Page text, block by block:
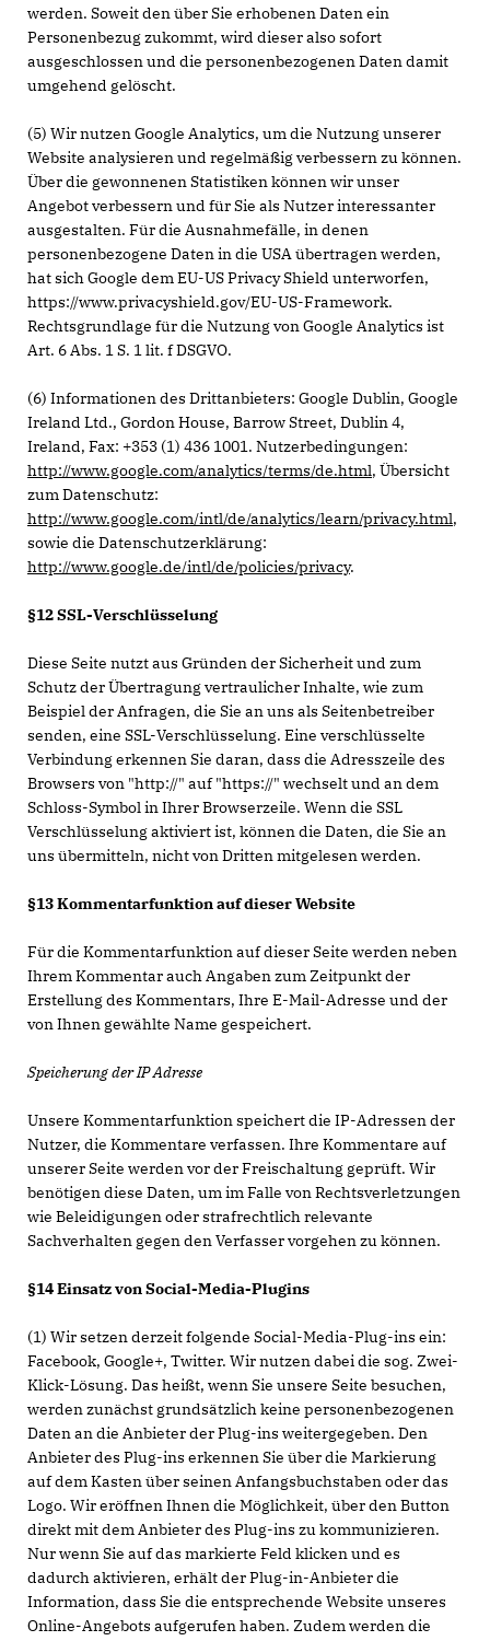
werden. Soweit den über Sie erhobenen Daten ein
Personenbezug zukommt, wird dieser also sofort
ausgeschlossen und die personenbezogenen Daten damit
umgehend gelöscht.
(5) Wir nutzen Google Analytics, um die Nutzung unserer
Website analysieren und regelmäßig verbessern zu können.
Über die gewonnenen Statistiken können wir unser
Angebot verbessern und für Sie als Nutzer interessanter
ausgestalten. Für die Ausnahmefälle, in denen
personenbezogene Daten in die USA übertragen werden,
hat sich Google dem EU-US Privacy Shield unterworfen,
https://www.privacyshield.gov/EU-US-Framework.
Rechtsgrundlage für die Nutzung von Google Analytics ist
Art. 6 Abs. 1 S. 1 lit. f DSGVO.
(6) Informationen des Drittanbieters: Google Dublin, Google
Ireland Ltd., Gordon House, Barrow Street, Dublin 4,
Ireland, Fax: +353 (1) 436 1001. Nutzerbedingungen:
http://www.google.com/analytics/terms/de.html, Übersicht
zum Datenschutz:
http://www.google.com/intl/de/analytics/learn/privacy.html,
sowie die Datenschutzerklärung:
http://www.google.de/intl/de/policies/privacy.
§12 SSL-Verschlüsselung
Diese Seite nutzt aus Gründen der Sicherheit und zum
Schutz der Übertragung vertraulicher Inhalte, wie zum
Beispiel der Anfragen, die Sie an uns als Seitenbetreiber
senden, eine SSL-Verschlüsselung. Eine verschlüsselte
Verbindung erkennen Sie daran, dass die Adresszeile des
Browsers von "http://" auf "https://" wechselt und an dem
Schloss-Symbol in Ihrer Browserzeile. Wenn die SSL
Verschlüsselung aktiviert ist, können die Daten, die Sie an
uns übermitteln, nicht von Dritten mitgelesen werden.
§13 Kommentarfunktion auf dieser Website
Für die Kommentarfunktion auf dieser Seite werden neben
Ihrem Kommentar auch Angaben zum Zeitpunkt der
Erstellung des Kommentars, Ihre E-Mail-Adresse und der
von Ihnen gewählte Name gespeichert.
Speicherung der IP Adresse
Unsere Kommentarfunktion speichert die IP-Adressen der
Nutzer, die Kommentare verfassen. Ihre Kommentare auf
unserer Seite werden vor der Freischaltung geprüft. Wir
benötigen diese Daten, um im Falle von Rechtsverletzungen
wie Beleidigungen oder strafrechtlich relevante
Sachverhalten gegen den Verfasser vorgehen zu können.
§14 Einsatz von Social-Media-Plugins
(1) Wir setzen derzeit folgende Social-Media-Plug-ins ein:
Facebook, Google+, Twitter. Wir nutzen dabei die sog. Zwei-
Klick-Lösung. Das heißt, wenn Sie unsere Seite besuchen,
werden zunächst grundsätzlich keine personenbezogenen
Daten an die Anbieter der Plug-ins weitergegeben. Den
Anbieter des Plug-ins erkennen Sie über die Markierung
auf dem Kasten über seinen Anfangsbuchstaben oder das
Logo. Wir eröffnen Ihnen die Möglichkeit, über den Button
direkt mit dem Anbieter des Plug-ins zu kommunizieren.
Nur wenn Sie auf das markierte Feld klicken und es
dadurch aktivieren, erhält der Plug-in-Anbieter die
Information, dass Sie die entsprechende Website unseres
Online-Angebots aufgerufen haben. Zudem werden die